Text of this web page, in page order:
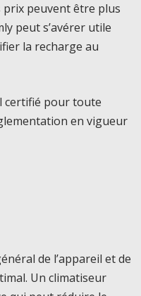
prix peuvent être plus
peut s’avérer utile
la recharge au
certifié pour toute
en vigueur
de l’appareil et de
Un climatiseur